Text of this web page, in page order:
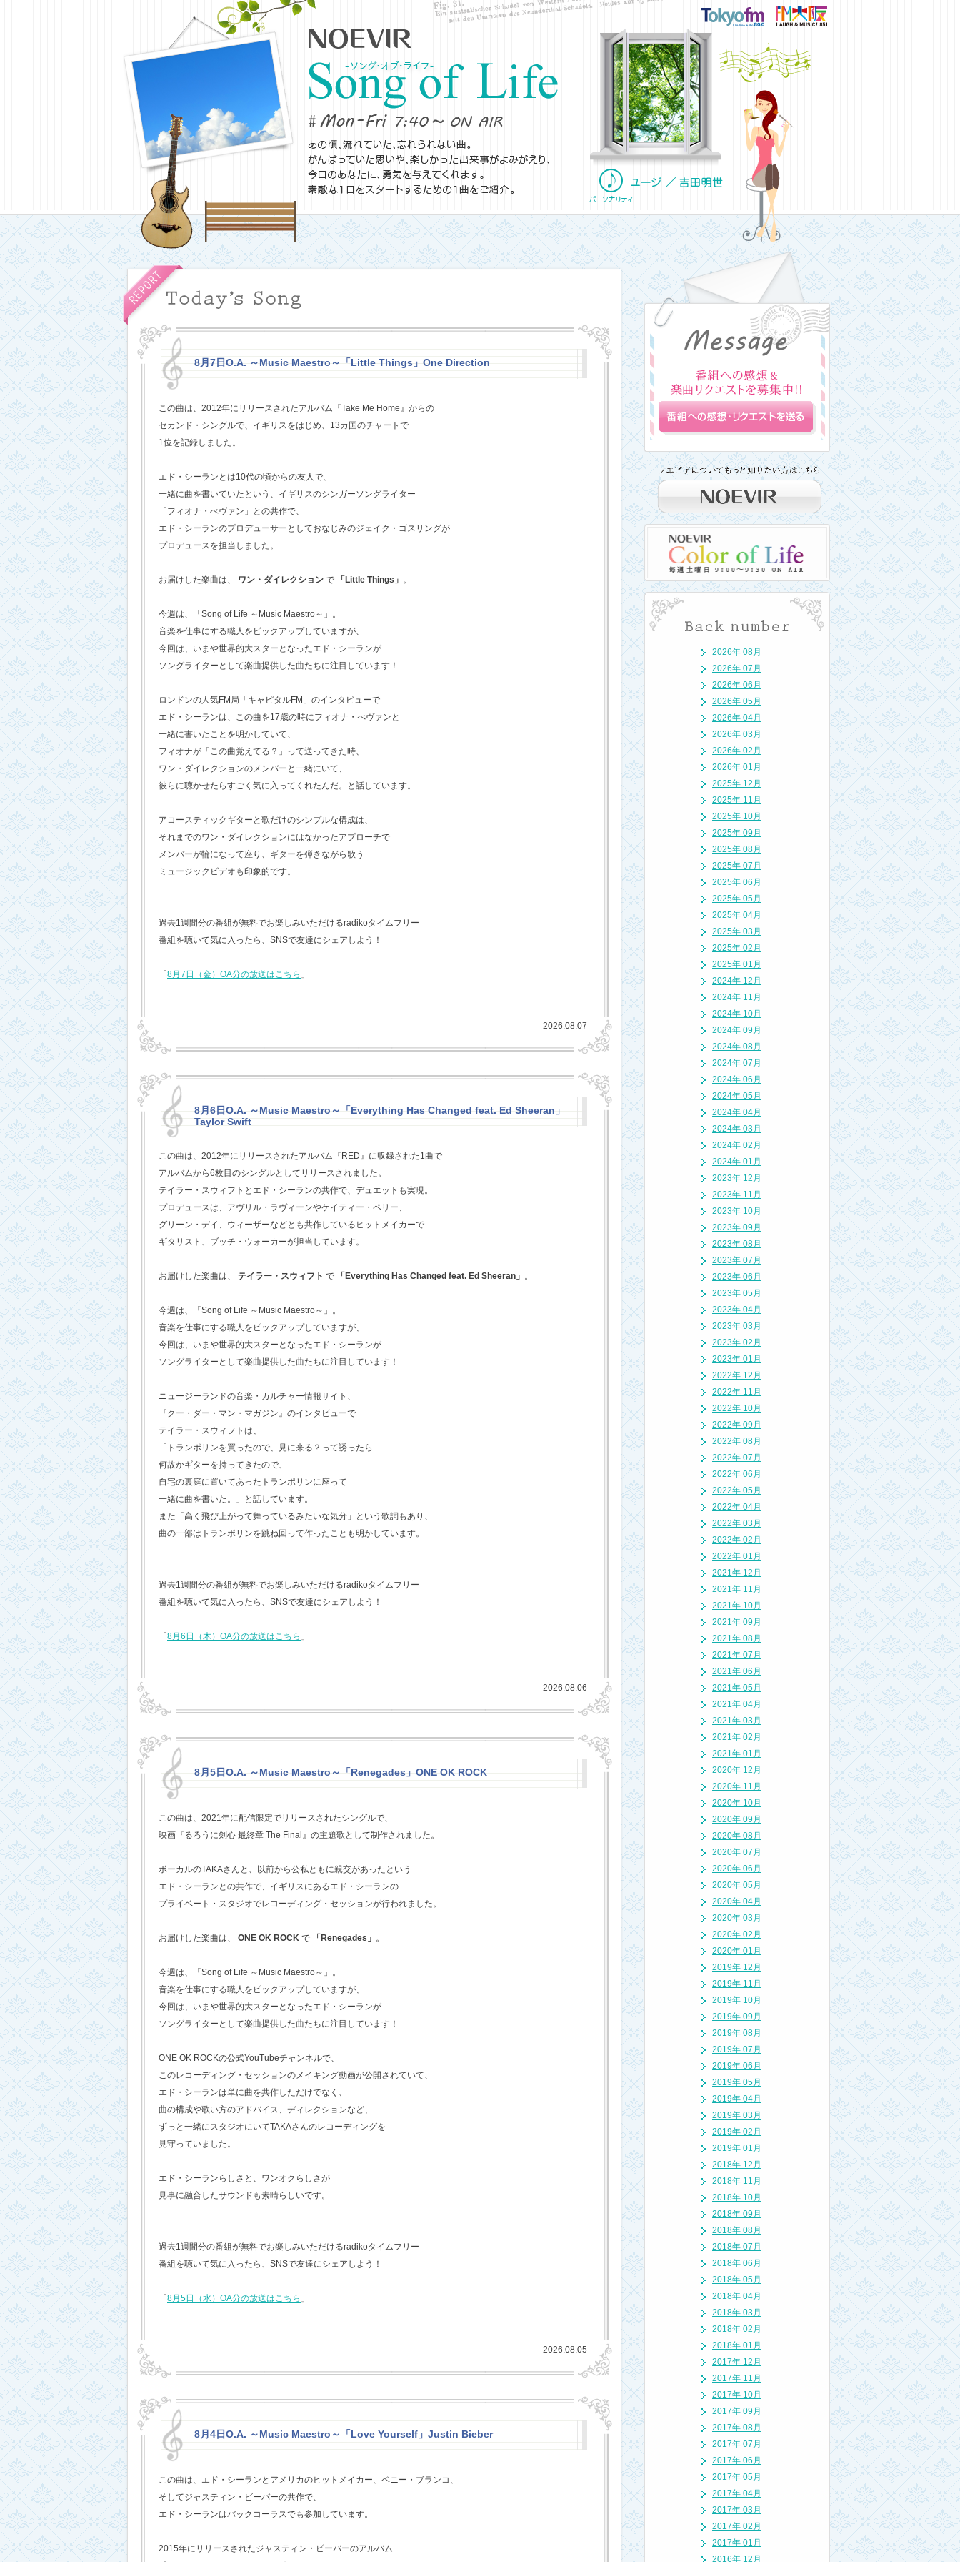
8月7日O.A. ～Music Maestro～「Little Things」One Direction
この曲は、2012年にリリースされたアルバム『Take Me Home』からの
セカンド・シングルで、イギリスをはじめ、13カ国のチャートで
1位を記録しました。
エド・シーランとは10代の頃からの友人で、
一緒に曲を書いていたという、イギリスのシンガーソングライター
「フィオナ・べヴァン」との共作で、
エド・シーランのプロデューサーとしておなじみのジェイク・ゴスリングが
プロデュースを担当しました。
お届けした楽曲は、 ワン・ダイレクション で 「Little Things」 。
今週は、「Song of Life ～Music Maestro～」。
音楽を仕事にする職人をピックアップしていますが、
今回は、いまや世界的大スターとなったエド・シーランが
ソングライターとして楽曲提供した曲たちに注目しています！
ロンドンの人気FM局「キャピタルFM」のインタビューで
エド・シーランは、この曲を17歳の時にフィオナ・べヴァンと
一緒に書いたことを明かしていて、
フィオナが「この曲覚えてる？」って送ってきた時、
ワン・ダイレクションのメンバーと一緒にいて、
彼らに聴かせたらすごく気に入ってくれたんだ。と話しています。
アコースティックギターと歌だけのシンプルな構成は、
それまでのワン・ダイレクションにはなかったアプローチで
メンバーが輪になって座り、ギターを弾きながら歌う
ミュージックビデオも印象的です。
過去1週間分の番組が無料でお楽しみいただけるradikoタイムフリー
番組を聴いて気に入ったら、SNSで友達にシェアしよう！
「 8月7日（金）OA分の放送はこちら 」
2026.08.07
8月6日O.A. ～Music Maestro～「Everything Has Changed feat. Ed Sheeran」
Taylor Swift
この曲は、2012年にリリースされたアルバム『RED』に収録された1曲で
アルバムから6枚目のシングルとしてリリースされました。
テイラー・スウィフトとエド・シーランの共作で、デュエットも実現。
プロデュースは、アヴリル・ラヴィーンやケイティー・ペリー、
グリーン・デイ、ウィーザーなどとも共作しているヒットメイカーで
ギタリスト、ブッチ・ウォーカーが担当しています。
お届けした楽曲は、 テイラー・スウィフト で 「Everything Has Changed feat. Ed Sheeran」 。
今週は、「Song of Life ～Music Maestro～」。
音楽を仕事にする職人をピックアップしていますが、
今回は、いまや世界的大スターとなったエド・シーランが
ソングライターとして楽曲提供した曲たちに注目しています！
ニュージーランドの音楽・カルチャー情報サイト、
『クー・ダー・マン・マガジン』のインタビューで
テイラー・スウィフトは、
「トランポリンを買ったので、見に来る？って誘ったら
何故かギターを持ってきたので、
自宅の裏庭に置いてあったトランポリンに座って
一緒に曲を書いた。」と話しています。
また「高く飛び上がって舞っているみたいな気分」という歌詞もあり、
曲の一部はトランポリンを跳ね回って作ったことも明かしています。
過去1週間分の番組が無料でお楽しみいただけるradikoタイムフリー
番組を聴いて気に入ったら、SNSで友達にシェアしよう！
「 8月6日（木）OA分の放送はこちら 」
2026.08.06
8月5日O.A. ～Music Maestro～「Renegades」ONE OK ROCK
この曲は、2021年に配信限定でリリースされたシングルで、
映画『るろうに剣心 最終章 The Final』の主題歌として制作されました。
ボーカルのTAKAさんと、以前から公私ともに親交があったという
エド・シーランとの共作で、イギリスにあるエド・シーランの
プライベート・スタジオでレコーディング・セッションが行われました。
お届けした楽曲は、 ONE OK ROCK で 「Renegades」 。
今週は、「Song of Life ～Music Maestro～」。
音楽を仕事にする職人をピックアップしていますが、
今回は、いまや世界的大スターとなったエド・シーランが
ソングライターとして楽曲提供した曲たちに注目しています！
ONE OK ROCKの公式YouTubeチャンネルで、
このレコーディング・セッションのメイキング動画が公開されていて、
エド・シーランは単に曲を共作しただけでなく、
曲の構成や歌い方のアドバイス、ディレクションなど、
ずっと一緒にスタジオにいてTAKAさんのレコーディングを
見守っていました。
エド・シーランらしさと、ワンオクらしさが
見事に融合したサウンドも素晴らしいです。
過去1週間分の番組が無料でお楽しみいただけるradikoタイムフリー
番組を聴いて気に入ったら、SNSで友達にシェアしよう！
「 8月5日（水）OA分の放送はこちら 」
2026.08.05
8月4日O.A. ～Music Maestro～「Love Yourself」Justin Bieber
この曲は、エド・シーランとアメリカのヒットメイカー、ベニー・ブランコ、
そしてジャスティン・ビーバーの共作で、
エド・シーランはバックコーラスでも参加しています。
2015年にリリースされたジャスティン・ビーバーのアルバム
2026年 08月
2026年 07月
2026年 06月
2026年 05月
2026年 04月
2026年 03月
2026年 02月
2026年 01月
2025年 12月
2025年 11月
2025年 10月
2025年 09月
2025年 08月
2025年 07月
2025年 06月
2025年 05月
2025年 04月
2025年 03月
2025年 02月
2025年 01月
2024年 12月
2024年 11月
2024年 10月
2024年 09月
2024年 08月
2024年 07月
2024年 06月
2024年 05月
2024年 04月
2024年 03月
2024年 02月
2024年 01月
2023年 12月
2023年 11月
2023年 10月
2023年 09月
2023年 08月
2023年 07月
2023年 06月
2023年 05月
2023年 04月
2023年 03月
2023年 02月
2023年 01月
2022年 12月
2022年 11月
2022年 10月
2022年 09月
2022年 08月
2022年 07月
2022年 06月
2022年 05月
2022年 04月
2022年 03月
2022年 02月
2022年 01月
2021年 12月
2021年 11月
2021年 10月
2021年 09月
2021年 08月
2021年 07月
2021年 06月
2021年 05月
2021年 04月
2021年 03月
2021年 02月
2021年 01月
2020年 12月
2020年 11月
2020年 10月
2020年 09月
2020年 08月
2020年 07月
2020年 06月
2020年 05月
2020年 04月
2020年 03月
2020年 02月
2020年 01月
2019年 12月
2019年 11月
2019年 10月
2019年 09月
2019年 08月
2019年 07月
2019年 06月
2019年 05月
2019年 04月
2019年 03月
2019年 02月
2019年 01月
2018年 12月
2018年 11月
2018年 10月
2018年 09月
2018年 08月
2018年 07月
2018年 06月
2018年 05月
2018年 04月
2018年 03月
2018年 02月
2018年 01月
2017年 12月
2017年 11月
2017年 10月
2017年 09月
2017年 08月
2017年 07月
2017年 06月
2017年 05月
2017年 04月
2017年 03月
2017年 02月
2017年 01月
2016年 12月